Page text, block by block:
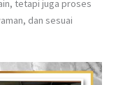
tetapi juga proses
dan sesuai